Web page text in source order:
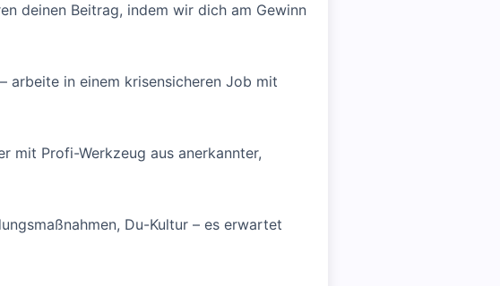
deinen Beitrag, indem wir dich am Gewinn
arbeite in einem krisensicheren Job mit
mit Profi-Werkzeug aus anerkannter,
Du-Kultur – es erwartet